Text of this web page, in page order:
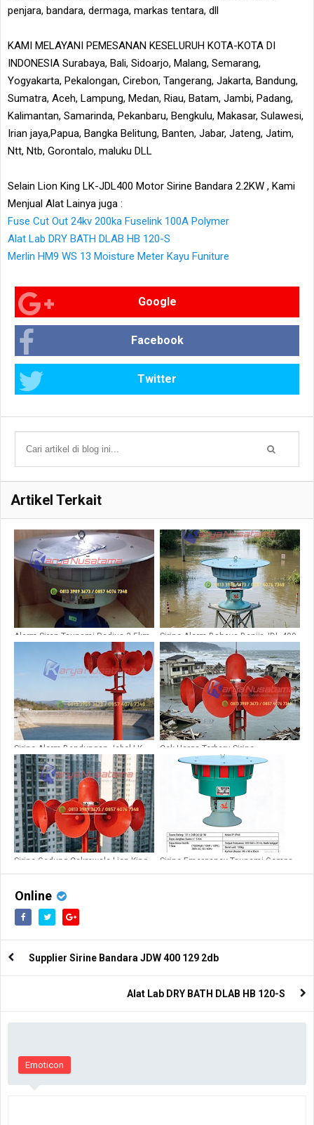
penjara, bandara, dermaga, markas tentara, dll
KAMI MELAYANI PEMESANAN KESELURUH KOTA-KOTA DI
INDONESIA Surabaya, Bali, Sidoarjo, Malang, Semarang,
Yogyakarta, Pekalongan, Cirebon, Tangerang, Jakarta, Bandung,
Sumatra, Aceh, Lampung, Medan, Riau, Batam, Jambi, Padang,
Kalimantan, Samarinda, Pekanbaru, Bengkulu, Makasar, Sulawesi,
Irian jaya,Papua, Bangka Belitung, Banten, Jabar, Jateng, Jatim,
Ntt, Ntb, Gorontalo, maluku DLL
Selain Lion King LK-JDL400 Motor Sirine Bandara 2.2KW , Kami
Menjual Alat Lainya juga :
Fuse Cut Out 24kv 200ka Fuselink 100A Polymer
Alat Lab DRY BATH DLAB HB 120-S
Merlin HM9 WS 13 Moisture Meter Kayu Funiture
Google
Facebook
Twitter
Artikel Terkait
Alarm Siren Tsunami Radius 3.5km
Sirine Alarm Bahaya Banjir JDL 400
380V
Sirine Alarm Bendungan Jebol LK
STH10H
Cek Harga Terbaru Sirine
Emergency 4km STH10H
Sirine Gedung Cakrawala Lion King
Sirine Emergency Tsunami Gempa
Online
Supplier Sirine Bandara JDW 400 129 2db
Alat Lab DRY BATH DLAB HB 120-S
Emoticon